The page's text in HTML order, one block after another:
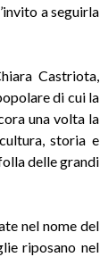
a seguirla
Castriota,
di cui la
una volta la
storia e
delle grandi
nel nome del
riposano nel